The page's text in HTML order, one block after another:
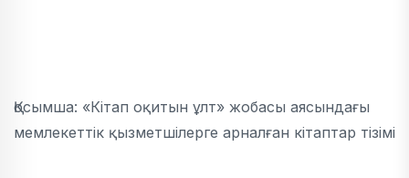
Қосымша: «Кітап оқитын ұлт» жобасы аясындағы
мемлекеттік қызметшілерге арналған кітаптар тізімі